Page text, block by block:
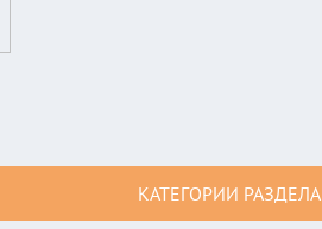
КАТЕГОРИИ РАЗДЕЛА